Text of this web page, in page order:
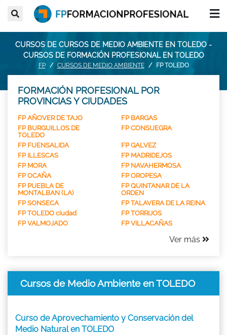
CURSOS DE CURSOS DE MEDIO AMBIENTE EN TOLEDO -
CURSOS DE FORMACIÓN PROFESIONAL EN TOLEDO
FP CURSOS DE MEDIO AMBIENTE FP TOLEDO
FORMACIÓN PROFESIONAL POR
PROVINCIAS Y CIUDADES
FP AÑOVER DE TAJO
FP BARGAS
FP BURGUILLOS DE
TOLEDO
FP CONSUEGRA
FP FUENSALIDA
FP GALVEZ
FP ILLESCAS
FP MADRIDEJOS
FP MORA
FP NAVAHERMOSA
FP OCAÑA
FP OROPESA
FP PUEBLA DE
MONTALBAN (LA)
FP QUINTANAR DE LA
ORDEN
FP SONSECA
FP TALAVERA DE LA REINA
FP TOLEDO ciudad
FP TORRIJOS
FP VALMOJADO
FP VILLACAÑAS
Ver más
Cursos de Medio Ambiente en TOLEDO
Curso de Aprovechamiento y Conservación del
Medio Natural en TOLEDO